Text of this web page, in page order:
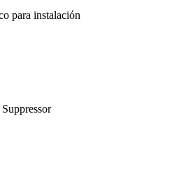
para instalación